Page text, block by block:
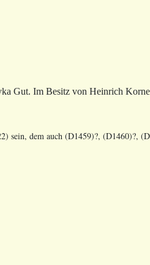
Gut. Im Besitz von Heinrich
sein, dem auch (D1459)?, (D1460)?,